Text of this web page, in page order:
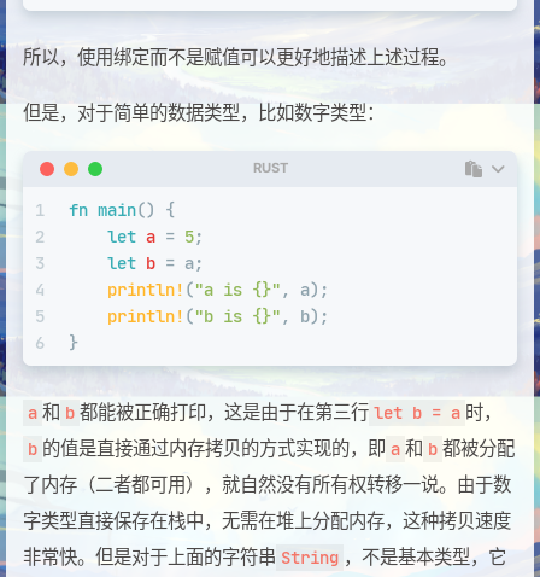
所以，使用绑定而不是赋值可以更好地描述上述过程。
但是，对于简单的数据类型，比如数字类型：
RUST
1
2
3
4
5
6
fn main() {
let a = 5;
let b = a;
println! ("a is {}" , a);
println! ("b is {}" , b);
}
a 和 b 都能被正确打印，这是由于在第三行 let b = a 时，
b 的值是直接通过内存拷贝的方式实现的，即 a 和 b 都被分配
了内存（二者都可用），就自然没有所有权转移一说。由于数
字类型直接保存在栈中，无需在堆上分配内存，这种拷贝速度
非常快。但是对于上面的字符串 String ，不是基本类型，它